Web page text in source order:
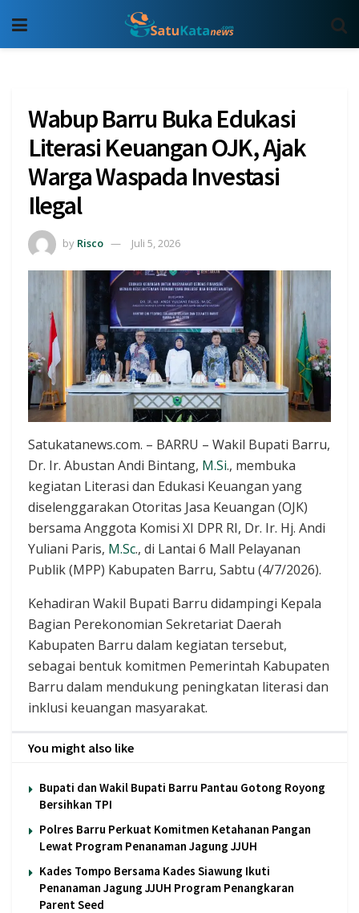
Wabup Barru Buka Edukasi
Literasi Keuangan OJK, Ajak
Warga Waspada Investasi
Ilegal
by Risco Juli 5, 2026
Satukatanews.com. – BARRU – Wakil Bupati Barru,
Dr. Ir. Abustan Andi Bintang, M.Si., membuka
kegiatan Literasi dan Edukasi Keuangan yang
diselenggarakan Otoritas Jasa Keuangan (OJK)
bersama Anggota Komisi XI DPR RI, Dr. Ir. Hj. Andi
Yuliani Paris, M.Sc., di Lantai 6 Mall Pelayanan
Publik (MPP) Kabupaten Barru, Sabtu (4/7/2026).
Kehadiran Wakil Bupati Barru didampingi Kepala
Bagian Perekonomian Sekretariat Daerah
Kabupaten Barru dalam kegiatan tersebut,
sebagai bentuk komitmen Pemerintah Kabupaten
Barru dalam mendukung peningkatan literasi dan
inklusi keuangan masyarakat.
You might also like
Bupati dan Wakil Bupati Barru Pantau Gotong Royong
Bersihkan TPI
Polres Barru Perkuat Komitmen Ketahanan Pangan
Lewat Program Penanaman Jagung JJUH
Kades Tompo Bersama Kades Siawung Ikuti
Penanaman Jagung JJUH Program Penangkaran
Parent Seed